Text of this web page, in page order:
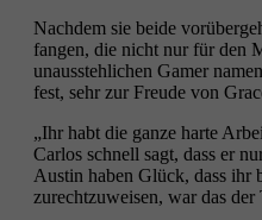
Nachdem sie beide
fangen, die nicht nur für den
unausstehlichen Gamer
fest, sehr zur Freude von
„Ihr habt die ganze harte
Carlos schnell sagt, dass er
Austin haben Glück, dass ihr
zurechtzuweisen, war das